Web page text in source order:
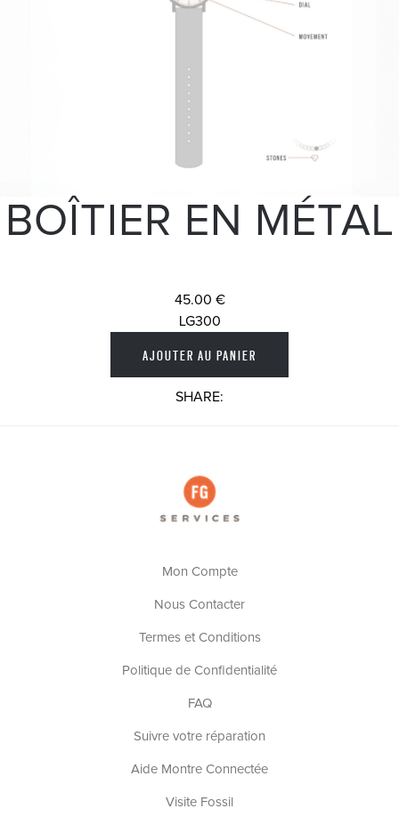
BOÎTIER EN MÉTAL
45.00 €
LG300
SHARE:
Mon Compte
Nous Contacter
Termes et Conditions
Politique de Confidentialité
FAQ
Suivre votre réparation
Aide Montre Connectée
Visite Fossil